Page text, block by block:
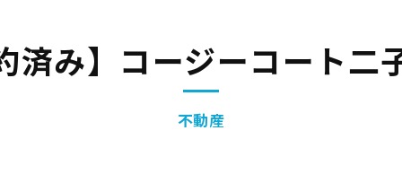
不動産
済み】コージーコート二